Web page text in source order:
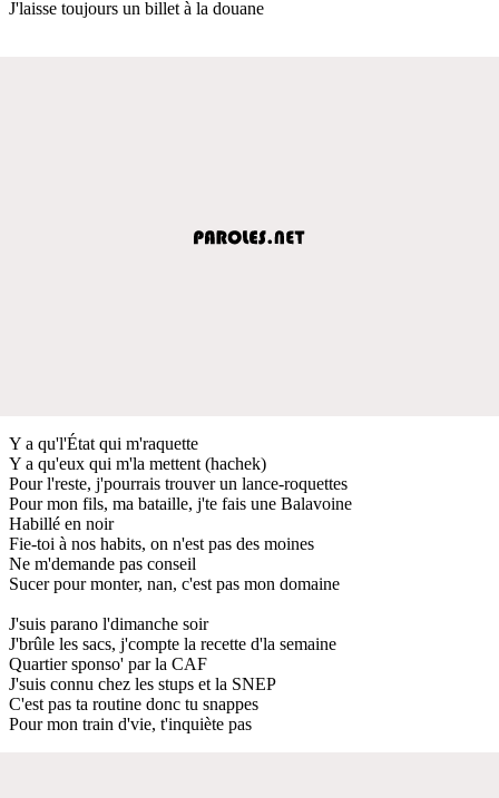
J'laisse toujours un billet à la douane
Y a qu'l'État qui m'raquette
Y a qu'eux qui m'la mettent (hachek)
Pour l'reste, j'pourrais trouver un lance-roquettes
Pour mon fils, ma bataille, j'te fais une Balavoine
Habillé en noir
Fie-toi à nos habits, on n'est pas des moines
Ne m'demande pas conseil
Sucer pour monter, nan, c'est pas mon domaine
J'suis parano l'dimanche soir
J'brûle les sacs, j'compte la recette d'la semaine
Quartier sponso' par la CAF
J'suis connu chez les stups et la SNEP
C'est pas ta routine donc tu snappes
Pour mon train d'vie, t'inquiète pas